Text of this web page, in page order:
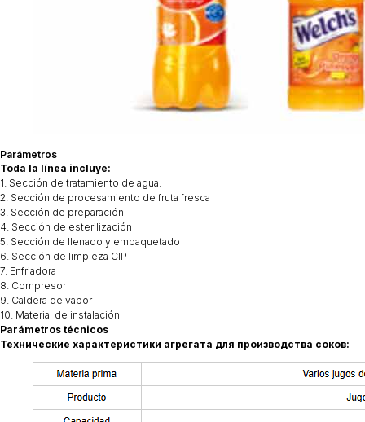
Parámetros
Toda la línea incluye:
1. Sección de tratamiento de agua:
2. Sección de procesamiento de fruta fresca
3. Sección de preparación
4. Sección de esterilización
5. Sección de llenado y empaquetado
6. Sección de limpieza CIP
7. Enfriadora
8. Compresor
9. Caldera de vapor
10. Material de instalación
Parámetros técnicos
Технические характеристики агрегата для производства соков: